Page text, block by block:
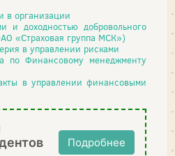
в организации
и доходностью добровольного
«Страховая группа МСК»)
в управлении рисками
по Финансовому менеджменту
в управлении финансовыми
Подробнее